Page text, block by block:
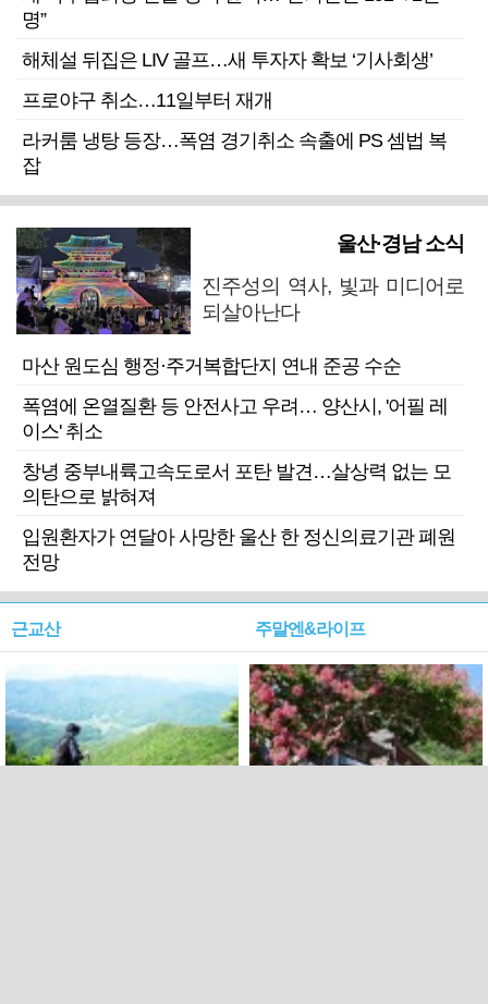
명”
해체설 뒤집은 LIV 골프…새 투자자 확보 ‘기사회생’
프로야구 취소…11일부터 재개
라커룸 냉탕 등장…폭염 경기취소 속출에 PS 셈법 복
잡
울산·경남 소식
진주성의 역사, 빛과 미디어로
되살아난다
마산 원도심 행정·주거복합단지 연내 준공 수순
폭염에 온열질환 등 안전사고 우려… 양산시, '어필 레
이스' 취소
창녕 중부내륙고속도로서 포탄 발견…살상력 없는 모
의탄으로 밝혀져
입원환자가 연달아 사망한 울산 한 정신의료기관 폐원
전망
근교산 주말엔&라이프